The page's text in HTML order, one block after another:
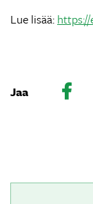
Lue lisää:
Jaa